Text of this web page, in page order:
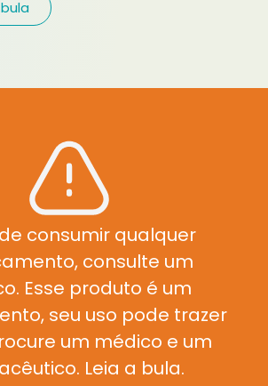
consumir qualquer
consulte um
Esse produto é um
seu uso pode trazer
um médico e um
Leia a bula.